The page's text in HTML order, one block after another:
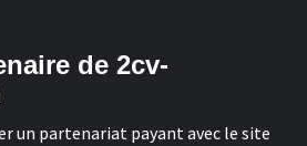
de 2cv-
un partenariat payant avec le site